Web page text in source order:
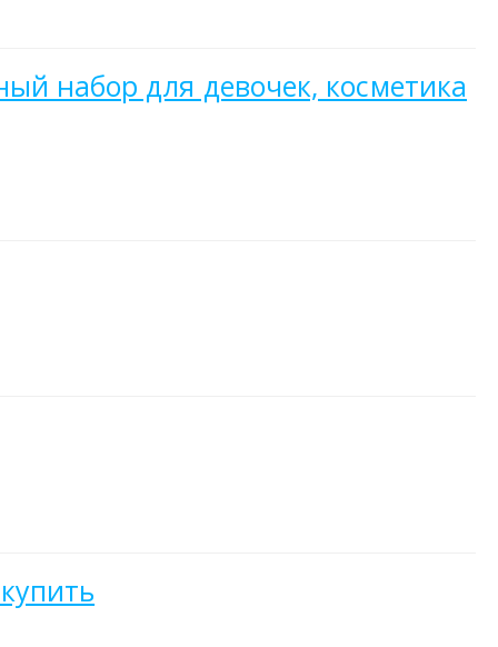
набор для девочек, косметика